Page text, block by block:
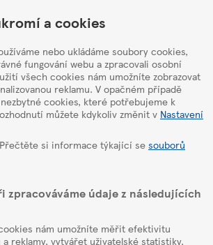
a cookies
nebo ukládáme soubory cookies,
fungování webu a zpracovali osobní
všech cookies nám umožníte zobrazovat
reklamu. V opačném případě
cookies, které potřebujeme k
můžete kdykoliv změnit v Nastavení
si informace týkající se souborů
zpracováváme údaje z následujících
nám umožníte měřit efektivitu
a reklamy, vytvářet uživatelské statistiky,